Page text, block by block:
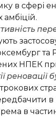
в сфері
НПЕК
реновації
в
в